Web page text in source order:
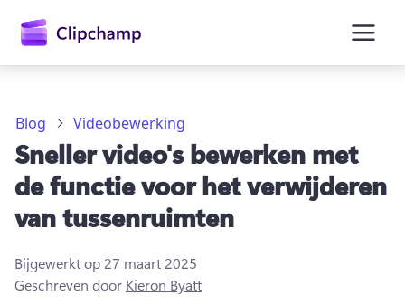
Blog Videobewerking
Sneller video's bewerken met
de functie voor het verwijderen
van tussenruimten
Bijgewerkt op 27 maart 2025
Geschreven door Kieron Byatt